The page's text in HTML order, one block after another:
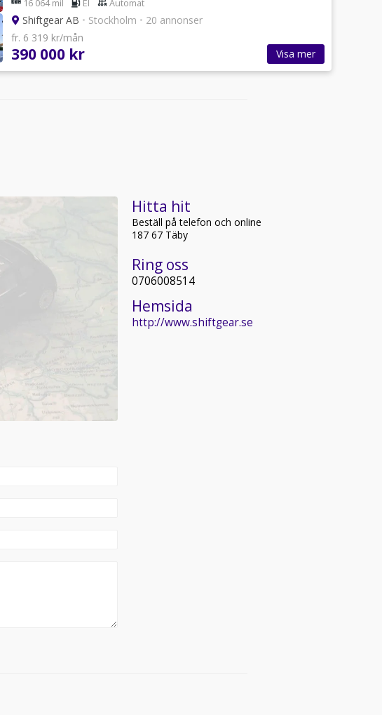
16 064 mil El Automat
Shiftgear AB • Stockholm • 20 annonser
fr. 6 319 kr/mån
390 000 kr Visa mer
Hitta hit
Beställ på telefon och online
187 67 Täby
Ring oss
0706008514
Hemsida
http://www.shiftgear.se